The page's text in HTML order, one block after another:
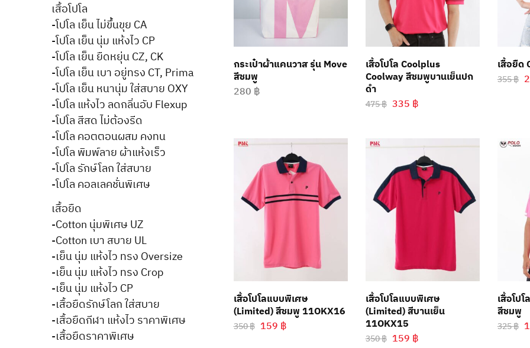
กระเป๋าผ้าแคนวาส รุ่น Move
สีชมพู
280 ฿
เสื้อโปโล Coolplus
Coolway สีชมพูบานเย็นปก
ดำ
475฿ 335 ฿
เสื้อยืด
355฿
เสื้อโปโลแบบพิเศษ
(Limited) สีชมพู 11OKX16
350฿ 159 ฿
เสื้อโปโลแบบพิเศษ
(Limited) สีบานเย็น
11OKX15
350฿ 159 ฿
เสื้อโป
สีชมพู
325฿
เสื้อโปโล
-โปโล เย็น ไม่ขึ้นขุย CA
-โปโล เย็น นุ่ม แห้งไว CP
-โปโล เย็น ยืดหยุ่น CZ, CK
-โปโล เย็น เบา อยู่ทรง CT, Prima
-โปโล เย็น หนานุ่ม ใส่สบาย OXY
-โปโล แห้งไว ลดกลิ่นอับ Flexup
-โปโล สีสด ไม่ต้องรีด
-โปโล คอตตอนผสม คงทน
-โปโล พิมพ์ลาย ผ้าแห้งเร็ว
-โปโล รักษ์โลก ใส่สบาย
-โปโล คอลเลคชั่นพิเศษ
เสื้อยืด
-Cotton นุ่มพิเศษ UZ
-Cotton เบา สบาย UL
-เย็น นุ่ม แห้งไว ทรง Oversize
-เย็น นุ่ม แห้งไว ทรง Crop
-เย็น นุ่ม แห้งไว CP
-เสื้อยืดรักษ์โลก ใส่สบาย
-เสื้อยืดกีฬา แห้งไว ราคาพิเศษ
-เสื้อยืดราคาพิเศษ